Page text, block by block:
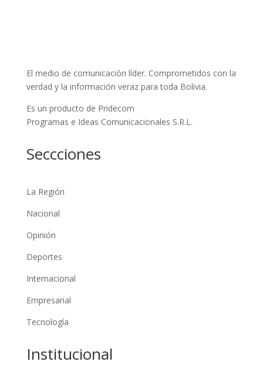
El medio de comunicación líder. Comprometidos con la
verdad y la información veraz para toda Bolivia.
Es un producto de Pridecom
Programas e Ideas Comunicacionales S.R.L.
Seccciones
La Región
Nacional
Opinión
Deportes
Internacional
Empresarial
Tecnología
Institucional